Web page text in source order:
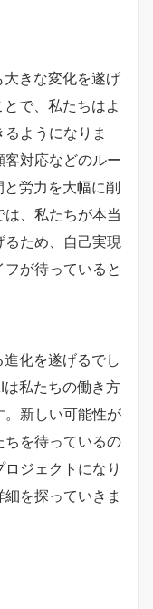
きな変化を遂げ
で、私たちはよ
ようになりま
対応などのルー
労力を大幅に削
、私たちが本当
るため、自己実現
が待っていると
化を遂げるでし
私たちの働き方
新しい可能性が
ちを待っているの
ジェクトになり
を探っていきま